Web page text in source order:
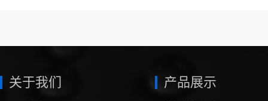
关于我们 产品展示